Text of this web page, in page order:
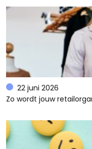
22 juni 2026
Zo wordt jouw